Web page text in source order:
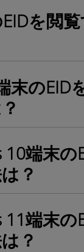
を閲
末のEID
10端末の
？
11端末の
？